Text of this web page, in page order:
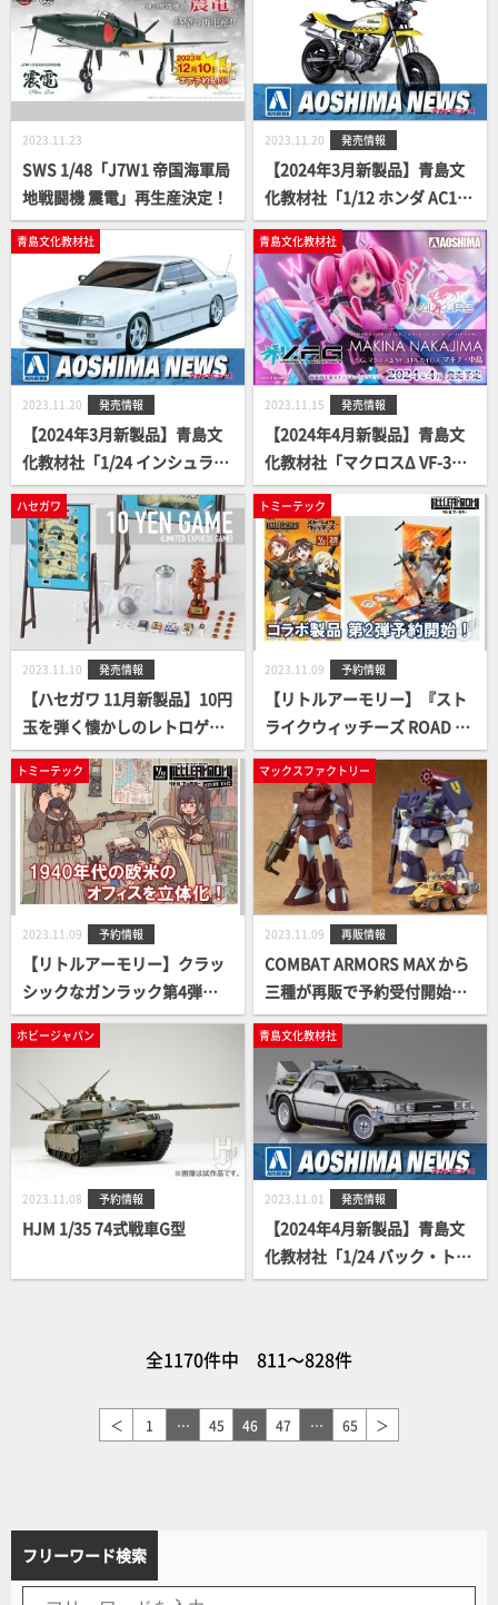
2023.11.23
SWS 1/48「J7W1 帝国海軍局
地戦闘機 震電」再生産決定！
2023.11.20 発売情報
【2024年3月新製品】青島文
化教材社「1/12 ホンダ AC16
エイプ・50 '06 カスタム 武川
仕様」
青島文化教材社
2023.11.20 発売情報
【2024年3月新製品】青島文
化教材社「1/24 インシュラン
ス Y31 シーマ '89（ニッサ
ン）」
青島文化教材社
2023.11.15 発売情報
【2024年4月新製品】青島文
化教材社「マクロスΔ VF-31A
カイロス マキナ・中島」
ハセガワ
2023.11.10 発売情報
【ハセガワ 11月新製品】10円
玉を弾く懐かしのレトロゲー
ム登場！
トミーテック
2023.11.09 予約情報
【リトルアーモリー】『スト
ライクウィッチーズ ROAD to
BERLIN』コラボ製品第2弾が
予約開始！
トミーテック
2023.11.09 予約情報
【リトルアーモリー】クラッ
シックなガンラック第4弾！
現代火器の礎となった火器を
再現する新シリーズ『STUDY
マックスファクトリー
2023.11.09 再販情報
COMBAT ARMORS MAX から
三種が再販で予約受付開始！
ブッシュマン / ヘイスティ /
ネイティブダンサー が再び登
場！
ホビージャパン
2023.11.08 予約情報
HJM 1/35 74式戦車G型
青島文化教材社
2023.11.01 発売情報
【2024年4月新製品】青島文
化教材社「1/24 バック・ト
ゥ・ザ・フューチャー PartⅠ
全1170件中 811～828件
＜ 1 … 45 46 47 … 65 ＞
フリーワード検索